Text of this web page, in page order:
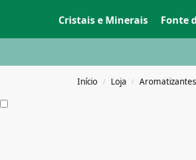
Cristais e Minerais Fonte
Início / Loja /